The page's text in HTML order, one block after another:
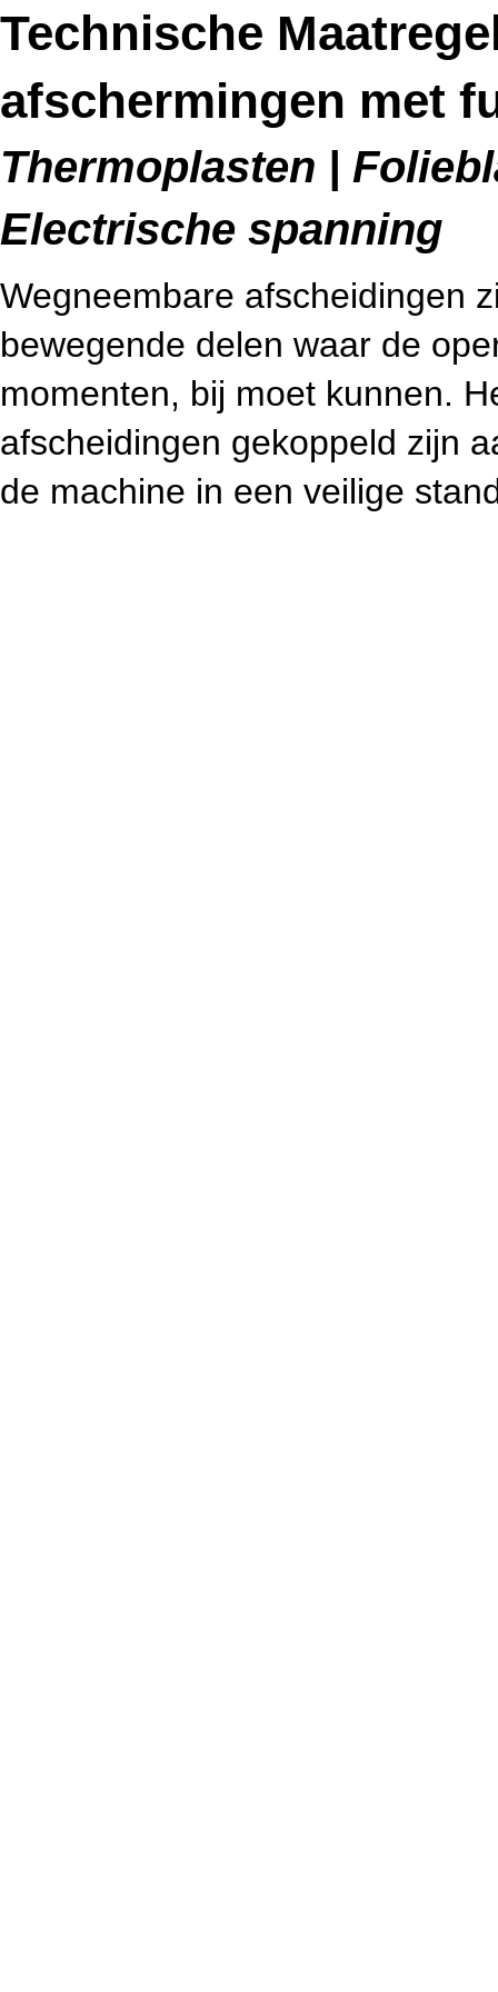
Technische
afschermingen met
Thermoplasten |
Electrische spanning
Wegneembare afscheidingen
bewegende delen waar de
momenten, bij moet kunnen.
afscheidingen gekoppeld zijn
de machine in een veilige